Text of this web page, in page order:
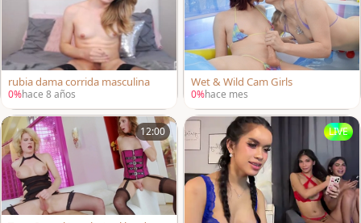
rubia dama corrida masculina
0%hace 8 años
Wet & Wild Cam Girls
0%hace mes
12:00 LIVE